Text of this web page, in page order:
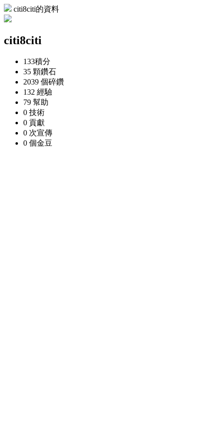
citi8citi的資料
citi8citi
133積分
35 顆鑽石
2039 個碎鑽
132 經驗
79 幫助
0 技術
0 貢獻
0 次宣傳
0 個金豆